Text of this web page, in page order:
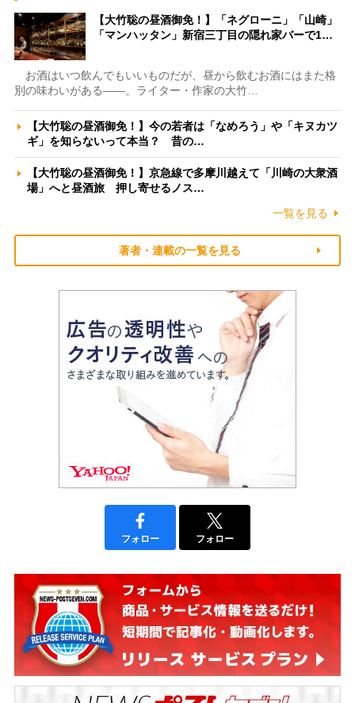
【大竹聡の昼酒御免！】「ネグローニ」「山崎」
「マンハッタン」新宿三丁目の隠れ家バーで1…
お酒はいつ飲んでもいいものだが、昼から飲むお酒にはまた格
別の味わいがある――。ライター・作家の大竹…
【大竹聡の昼酒御免！】今の若者は「なめろう」や「キヌカツ
ギ」を知らないって本当？ 昔の…
【大竹聡の昼酒御免！】京急線で多摩川越えて「川崎の大衆酒
場」へと昼酒旅 押し寄せるノス…
一覧を見る
著者・連載の一覧を見る
フォロー フォロー